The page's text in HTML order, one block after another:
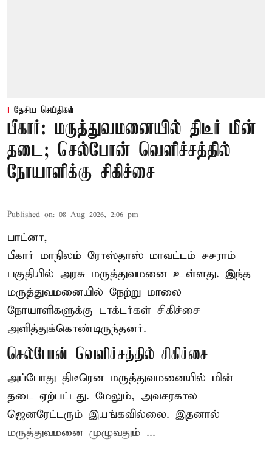
தேசிய செய்திகள்
பீகார்: மருத்துவமனையில் திடீர் மின்
தடை; செல்போன் வெளிச்சத்தில்
நோயாளிக்கு சிகிச்சை
Published on: 08 Aug 2026, 2:06 pm
பாட்னா,
பீகார் மாநிலம் ரோஸ்தாஸ் மாவட்டம் சசராம்
பகுதியில் அரசு மருத்துவமனை உள்ளது. இந்த
மருத்துவமனையில் நேற்று மாலை
நோயாளிகளுக்கு டாக்டர்கள் சிகிச்சை
அளித்துக்கொண்டிருந்தனர்.
செல்போன் வெளிச்சத்தில் சிகிச்சை
அப்போது திடீரென மருத்துவமனையில் மின்
தடை ஏற்பட்டது. மேலும், அவசரகால
ஜெனரேட்டரும் இயங்கவில்லை. இதனால்
மருத்துவமனை முழுவதும் ...